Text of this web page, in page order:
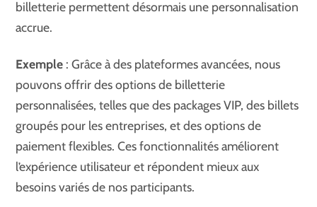
billetterie permettent désormais une personnalisation
accrue.
Exemple : Grâce à des plateformes avancées, nous
pouvons offrir des options de billetterie
personnalisées, telles que des packages VIP, des billets
groupés pour les entreprises, et des options de
paiement flexibles. Ces fonctionnalités améliorent
l’expérience utilisateur et répondent mieux aux
besoins variés de nos participants.